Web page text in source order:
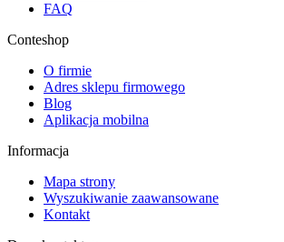
FAQ
Conteshop
O firmie
Adres sklepu firmowego
Blog
Aplikacja mobilna
Informacja
Mapa strony
Wyszukiwanie zaawansowane
Kontakt